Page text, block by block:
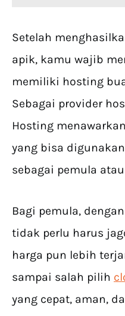
Setelah
apik, kamu wajib
memiliki hosting
Sebagai provider
Hosting
yang bisa
sebagai pemula
Bagi pemula,
tidak perlu harus
harga pun lebih
sampai salah pilih
yang cepat, aman,